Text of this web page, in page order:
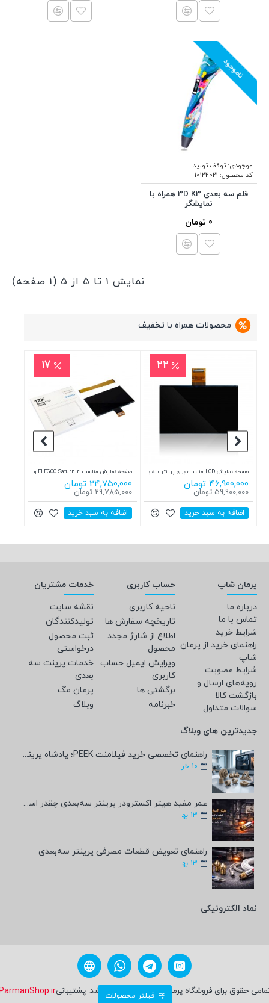
ناموجود
موجودی:توقف تولید
کد محصول: 10122021
قلم سه بعدی 3D K3 همراه با
نمایشگر
0 تومان
نمایش 1 تا 5 از 5 (1 صفحه)
محصولات همراه با تخفیف
صفحه نمایش LCD مناسب برای پرینتر سه بعدی Phrozen Sonic Mighty Revo 14k صفحه نمایش مناسب ELEGOO Saturn 4 و ELEGOO Saturn 4 Ultra
24,750,000 تومان
29,785,000 تومان
اضافه به سبد خرید
19,990,000 تومان
22,848,000 تومان
اضافه به سبد خرید
پرمان شاپ
درباره ما
تماس با ما
شرایط خرید
راهنمای خرید از پرمان
شاپ
شرایط عضویت
رویه‌های ارسال و
بازگشت کالا
سوالات متداول
حساب کاربری
ناحیه کاربری
تاریخچه سفارش ها
اطلاع از شارژ مجدد
محصول
ویرایش ایمیل حساب
کاربری
برگشتی ها
خبرنامه
خدمات مشتریان
نقشه سایت
تولیدکنندگان
ثبت محصول
درخواستی
خدمات پرینت سه
بعدی
پرمان مگ
وبلاگ
جدیدترین های وبلاگ
راهنمای تخصصی خرید فیلامنت PEEK؛ پادشاه پرینت سه‌بعدی صنعتی و پزشکی + مشخصات فنی
10 خر
عمر مفید هیتر اکسترودر پرینتر سه‌بعدی چقدر است؟
13 به‍
راهنمای تعویض قطعات مصرفی پرینتر سه‌بعدی
13 به‍
نماد الکترونیکی
حقوق برای فروشگاه پرمان شاپ محفوظ می باشد. پشتیبانی
فیلتر محصولات